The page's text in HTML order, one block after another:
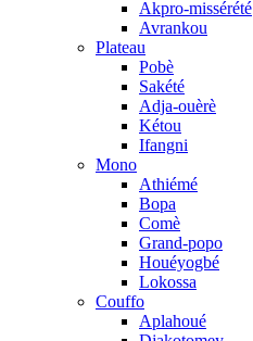
Akpro-missérété
Avrankou
Plateau
Pobè
Sakété
Adja-ouèrè
Kétou
Ifangni
Mono
Athiémé
Bopa
Comè
Grand-popo
Houéyogbé
Lokossa
Couffo
Aplahoué